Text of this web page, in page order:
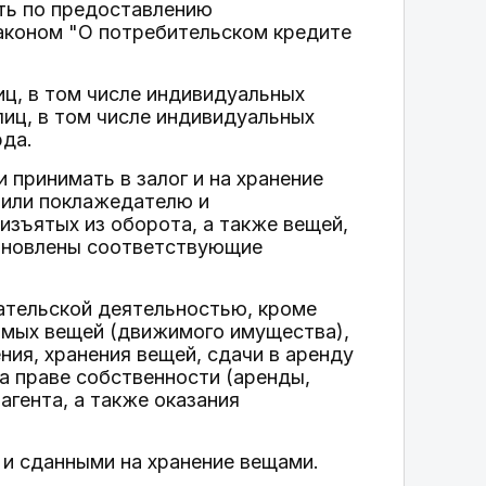
по предоставлению
"О потребительском кредите
в том числе индивидуальных
в том числе индивидуальных
в залог и на хранение
поклажедателю и
из оборота, а также вещей,
соответствующие
деятельностью, кроме
вещей (движимого имущества),
хранения вещей, сдачи в аренду
собственности (аренды,
а также оказания
сданными на хранение вещами.